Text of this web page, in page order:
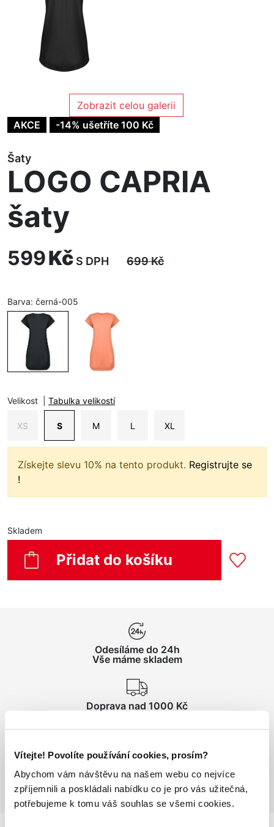
Vítejte! Povolíte používání cookies, prosím?
Abychom vám návštěvu na našem webu co nejvíce
zpříjemnili a poskládali nabídku co je pro vás užitečná,
potřebujeme k tomu váš souhlas se všemi cookies.
Zobrazit celou galerii
AKCE
-14% ušetříte 100 Kč
Šaty
LOGO CAPRIA
šaty
599Kč S DPH 699Kč
Barva: černá-005
Velikost Tabulka velikostí
XS S M L XL
Získejte slevu 10% na tento produkt. Registrujte se
!
Skladem
Přidat do košíku
Odesíláme do 24h
Vše máme skladem
Doprava nad 1000 Kč
Vrácení zboží
do 14 dnů ZDARMA